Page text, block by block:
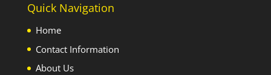
Quick Navigation
Home
Contact Information
About Us